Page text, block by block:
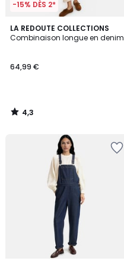
-15% DÈS 2*
LA REDOUTE COLLECTIONS
Combinaison longue en denim
64,99 €
4,3
/ 5
4,3
/